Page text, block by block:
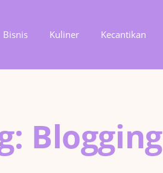
Bisnis Kuliner Kecantikan
Blogging